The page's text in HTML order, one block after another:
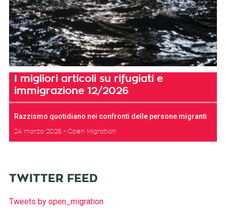
I migliori articoli su rifugiati e
immigrazione 12/2026
Razzismo quotidiano nei confronti delle persone migranti
24 marzo 2026 Open Migration
TWITTER FEED
Tweets by open_migration